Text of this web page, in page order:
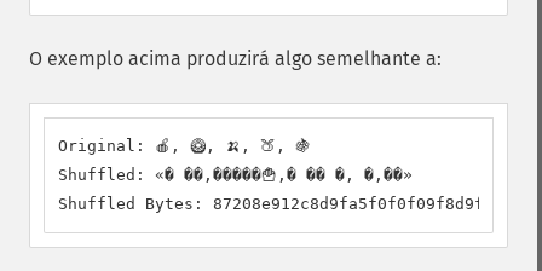
O exemplo acima produzirá algo semelhante a:
Original: 🍎, 🥝, 🍌, 🍑, 🍇
Shuffled: «� ��,�����🍟,� �� �, �,��»
Shuffled Bytes: